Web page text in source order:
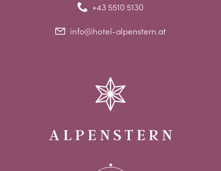
+43 5510 5130
info@hotel-alpenstern.at